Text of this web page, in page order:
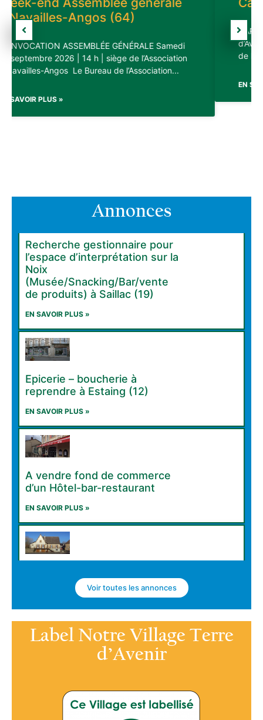
d’Avenir” a la tristesse de vous faire part du décès
de Monsieur Yves Tartinville,
Annonces
Local à louer à Saint-Privat
(19)
EN SAVOIR PLUS »
Recherche gestionnaire pour
l’espace d’interprétation sur la
Noix
(Musée/Snacking/Bar/vente
de produits) à Saillac (19)
EN SAVOIR PLUS »
Epicerie – boucherie à
reprendre à Estaing (12)
EN SAVOIR PLUS »
A vendre fond de commerce
d’un Hôtel-bar-restaurant
EN SAVOIR PLUS »
Espartignac (19)
EN SAVOIR PLUS »
Voir toutes les annonces
Label Notre Village Terre
d’Avenir